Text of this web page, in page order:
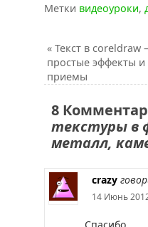
Метки видеоуроки,
«Текст в coreldraw –
простые эффекты и
приемы
8
текстуры в
металл,
crazy
14 Июнь
Спасибо.